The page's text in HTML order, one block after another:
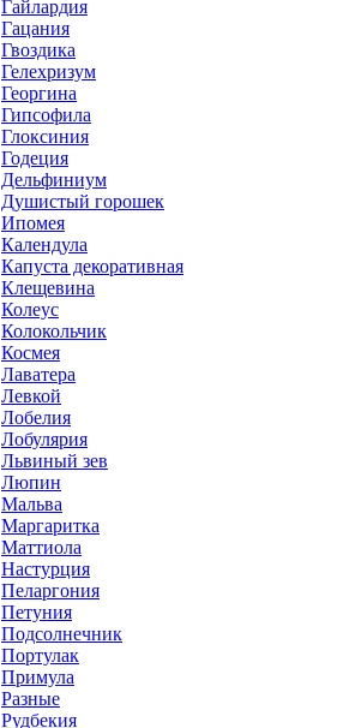
Гайлардия
Гацания
Гвоздика
Гелехризум
Георгина
Гипсофила
Глоксиния
Годеция
Дельфиниум
Душистый горошек
Ипомея
Календула
Капуста декоративная
Клещевина
Колеус
Колокольчик
Космея
Лаватера
Левкой
Лобелия
Лобулярия
Львиный зев
Люпин
Мальва
Маргаритка
Маттиола
Настурция
Пеларгония
Петуния
Подсолнечник
Портулак
Примула
Разные
Рудбекия